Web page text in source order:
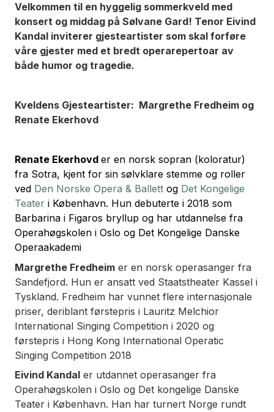
Velkommen til en hyggelig sommerkveld med
konsert og middag på Sølvane Gard! Tenor Eivind
Kandal inviterer gjesteartister som skal forføre
våre gjester med et bredt operarepertoar av
både humor og tragedie.
Kveldens Gjesteartister: Margrethe Fredheim og
Renate Ekerhovd
Renate Ekerhovd er en norsk sopran (koloratur)
fra Sotra, kjent for sin sølvklare stemme og roller
ved Den Norske Opera & Ballett og Det Kongelige
Teater i København. Hun debuterte i 2018 som
Barbarina i Figaros bryllup og har utdannelse fra
Operahøgskolen i Oslo og Det Kongelige Danske
Operaakademi
Margrethe Fredheim er en norsk operasanger fra
Sandefjord. Hun er ansatt ved Staatstheater Kassel i
Tyskland. Fredheim har vunnet flere internasjonale
priser, deriblant førstepris i Lauritz Melchior
International Singing Competition i 2020 og
førstepris i Hong Kong International Operatic
Singing Competition 2018
Eivind Kandal er utdannet operasanger fra
Operahøgskolen i Oslo og Det kongelige Danske
Teater i København. Han har turnert Norge rundt